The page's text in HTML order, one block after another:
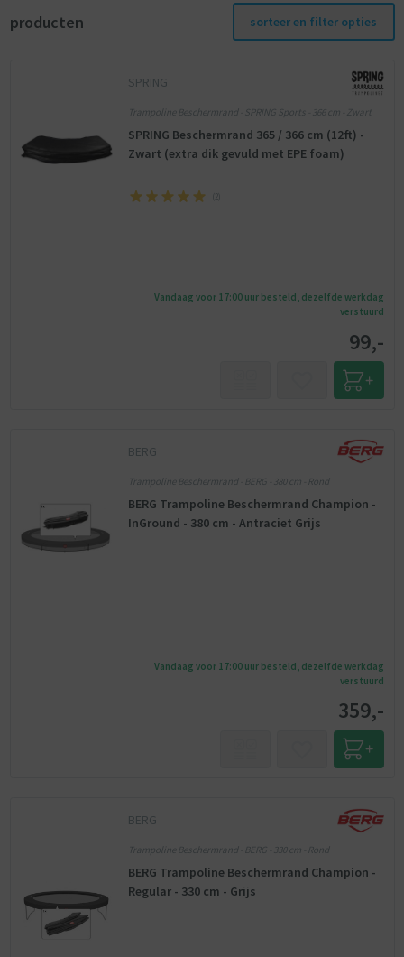
producten sorteer en filter opties
SPRING
Trampoline Beschermrand - SPRING Sports - 366 cm - Zwart
SPRING Beschermrand 365 / 366 cm (12ft) -
Zwart (extra dik gevuld met EPE foam)
2
Vandaag voor 17:00 uur besteld, dezelfde werkdag
verstuurd
99,-
BERG
Trampoline Beschermrand - BERG - 380 cm - Rond
BERG Trampoline Beschermrand Champion -
InGround - 380 cm - Antraciet Grijs
Vandaag voor 17:00 uur besteld, dezelfde werkdag
verstuurd
359,-
BERG
Trampoline Beschermrand - BERG - 330 cm - Rond
BERG Trampoline Beschermrand Champion -
Regular - 330 cm - Grijs